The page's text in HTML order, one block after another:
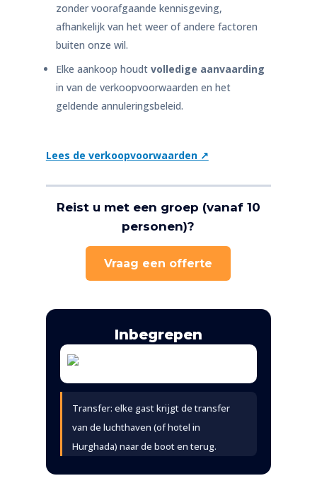
zonder voorafgaande kennisgeving,
afhankelijk van het weer of andere factoren
buiten onze wil.
Elke aankoop houdt volledige aanvaarding
in van de verkoopvoorwaarden en het
geldende annuleringsbeleid.
Lees de verkoopvoorwaarden ↗
Reist u met een groep (vanaf 10
personen)?
Vraag een offerte
Inbegrepen
Transfer: elke gast krijgt de transfer
van de luchthaven (of hotel in
Hurghada) naar de boot en terug.